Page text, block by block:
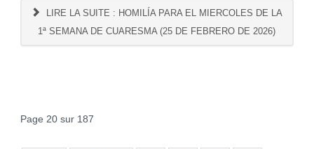
LIRE LA SUITE : HOMILÍA PARA EL MIERCOLES DE LA
1ª SEMANA DE CUARESMA (25 DE FEBRERO DE 2026)
Page 20 sur 187